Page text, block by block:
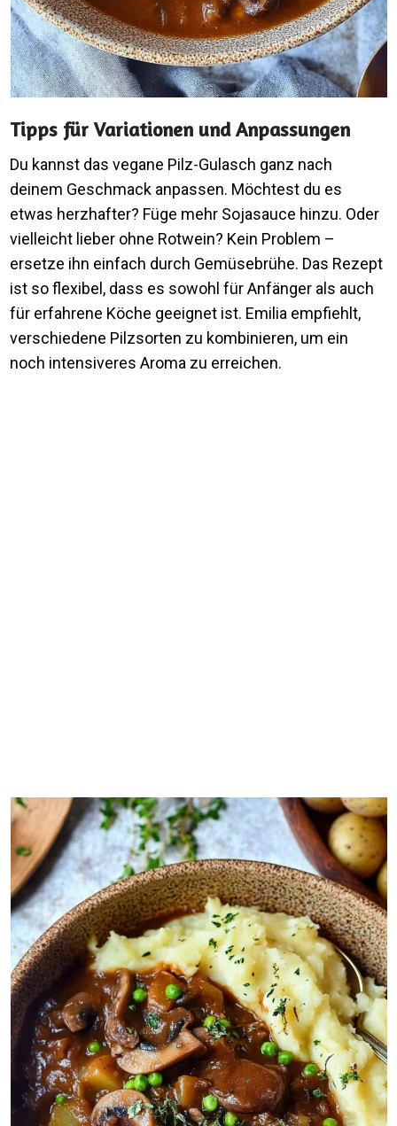
Tipps für Variationen und Anpassungen
Du kannst das vegane Pilz-Gulasch ganz nach
deinem Geschmack anpassen. Möchtest du es
etwas herzhafter? Füge mehr Sojasauce hinzu. Oder
vielleicht lieber ohne Rotwein? Kein Problem –
ersetze ihn einfach durch Gemüsebrühe. Das Rezept
ist so flexibel, dass es sowohl für Anfänger als auch
für erfahrene Köche geeignet ist. Emilia empfiehlt,
verschiedene Pilzsorten zu kombinieren, um ein
noch intensiveres Aroma zu erreichen.